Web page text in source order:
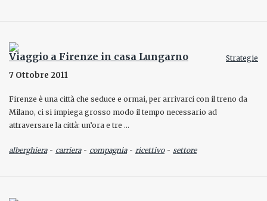
Viaggio a Firenze in casa Lungarno Strategie
7 Ottobre 2011
Firenze è una città che seduce e ormai, per arrivarci con il treno da
Milano, ci si impiega grosso modo il tempo necessario ad
attraversare la città: un’ora e tre …
alberghiera- carriera- compagnia- ricettivo- settore